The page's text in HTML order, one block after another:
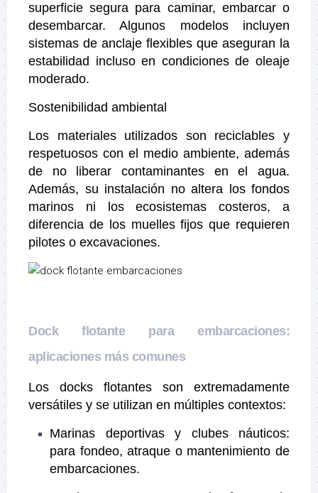
superficie segura para caminar, embarcar o
desembarcar. Algunos modelos incluyen
sistemas de anclaje flexibles que aseguran la
estabilidad incluso en condiciones de oleaje
moderado.
Sostenibilidad ambiental
Los materiales utilizados son reciclables y
respetuosos con el medio ambiente, además
de no liberar contaminantes en el agua.
Además, su instalación no altera los fondos
marinos ni los ecosistemas costeros, a
diferencia de los muelles fijos que requieren
pilotes o excavaciones.
Dock flotante para embarcaciones:
aplicaciones más comunes
Los docks flotantes son extremadamente
versátiles y se utilizan en múltiples contextos:
Marinas deportivas y clubes náuticos:
para fondeo, atraque o mantenimiento de
embarcaciones.